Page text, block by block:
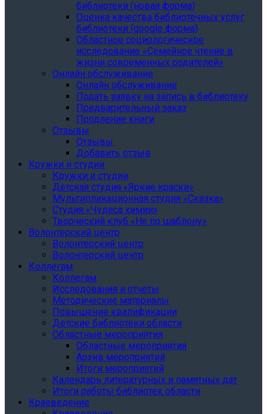
библиотеки (новая форма)
Oценка качества библиотечных услуг
библиотеки (google форма)
Областное социологическое
исследование «Семейное чтение в
жизни современных родителей»
Онлайн обслуживание
Онлайн обслуживание
Подать заявку на запись в библиотеку
Предварительный заказ
Продление книги
Отзывы
Отзывы
Добавить отзыв
Кружки и студии
Кружки и студии
Детская студия «Яркие краски»
Мультипликационная студия «Сказка»
Студия «Чудеса химии»
Творческий клуб «Не по шаблону»
Волонтерский центр
Волонтерский центр
Волонтерский центр
Коллегам
Коллегам
Исследования и отчеты
Методические материалы
Повышение квалификации
Детские библиотеки области
Областные мероприятия
Областные мероприятия
Архив мероприятий
Итоги мероприятий
Календарь литературных и памятных дат
Итоги работы библиотек области
Краеведение